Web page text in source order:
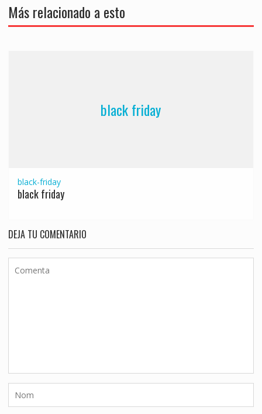
Más relacionado a esto
black friday
black-friday
black friday
DEJA TU COMENTARIO